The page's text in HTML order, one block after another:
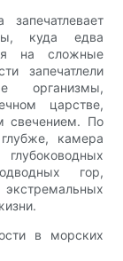
куда едва
на сложные
запечатлели
организмы,
царстве,
свечением. По
камера
гор,
в морских